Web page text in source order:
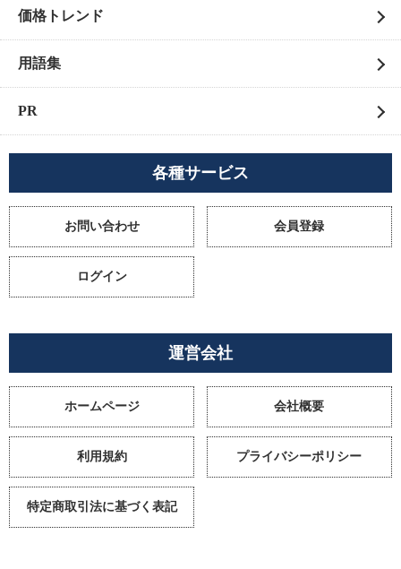
価格トレンド
用語集
PR
各種サービス
お問い合わせ 会員登録
ログイン
運営会社
ホームページ 会社概要
利用規約 プライバシーポリシー
特定商取引法に基づく表記